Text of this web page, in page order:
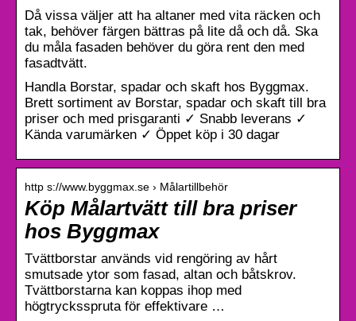
Då vissa väljer att ha altaner med vita räcken och
tak, behöver färgen bättras på lite då och då. Ska
du måla fasaden behöver du göra rent den med
fasadtvätt.
Handla Borstar, spadar och skaft hos Byggmax.
Brett sortiment av Borstar, spadar och skaft till bra
priser och med prisgaranti ✓ Snabb leverans ✓
Kända varumärken ✓ Öppet köp i 30 dagar
http s://www.byggmax.se › Målartillbehör
Köp Målartvätt till bra priser
hos Byggmax
Tvättborstar används vid rengöring av hårt
smutsade ytor som fasad, altan och båtskrov.
Tvättborstarna kan koppas ihop med
högtrycksspruta för effektivare …